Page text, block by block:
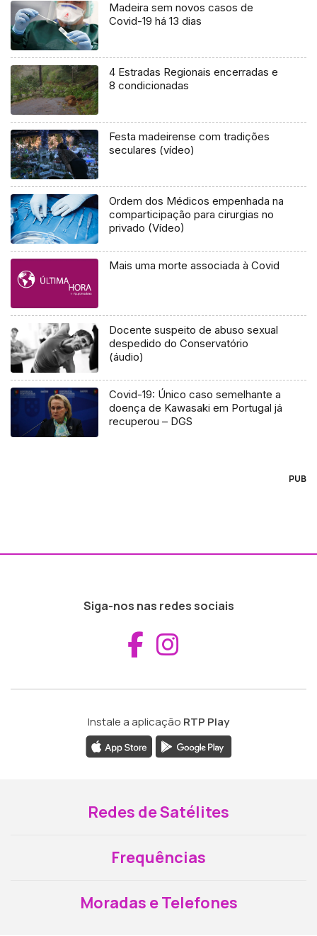
Madeira sem novos casos de
Covid-19 há 13 dias
4 Estradas Regionais encerradas e
8 condicionadas
Festa madeirense com tradições
seculares (vídeo)
Ordem dos Médicos empenhada na
comparticipação para cirurgias no
privado (Vídeo)
Mais uma morte associada à Covid
Docente suspeito de abuso sexual
despedido do Conservatório
(áudio)
Covid-19: Único caso semelhante a
doença de Kawasaki em Portugal já
recuperou – DGS
PUB
Siga-nos nas redes sociais
Aceder ao
Instale a aplicação RTP Play
Redes de Satélites
Frequências
Moradas e Telefones